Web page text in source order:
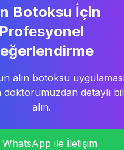
Botoksu İçin
Profesyonel
alın botoksu
doktorumuzdan detaylı
alın.
WhatsApp ile İletişim